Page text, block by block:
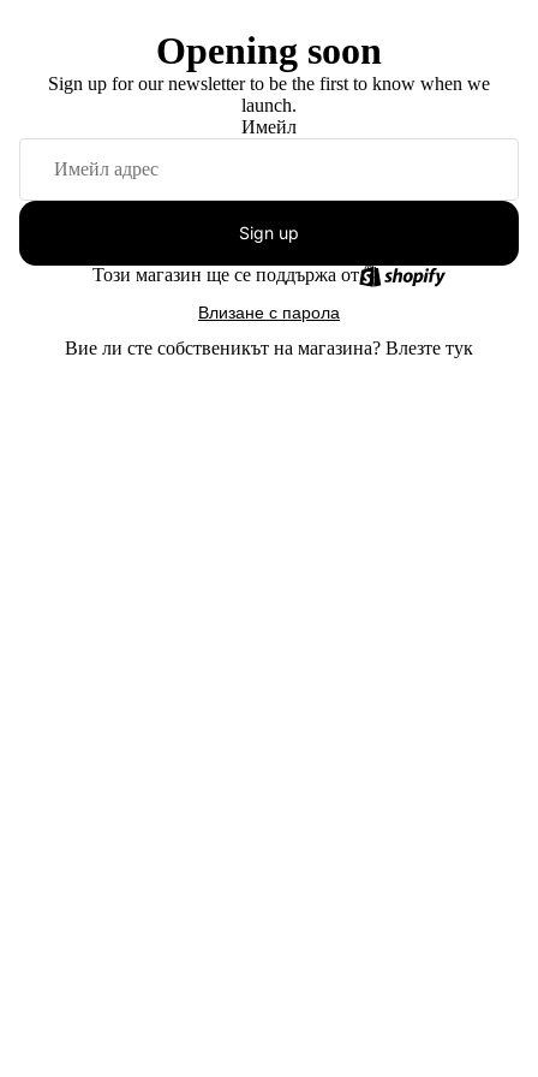
Opening soon
Sign up for our newsletter to be the first to know when we
launch.
Имейл
Sign up
Този магазин ще се поддържа от
Влизане с парола
Вие ли сте собственикът на магазина? Влезте тук